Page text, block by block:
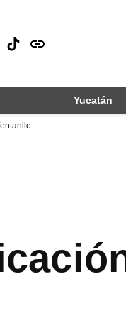
Tiktokissuu
Yucatán